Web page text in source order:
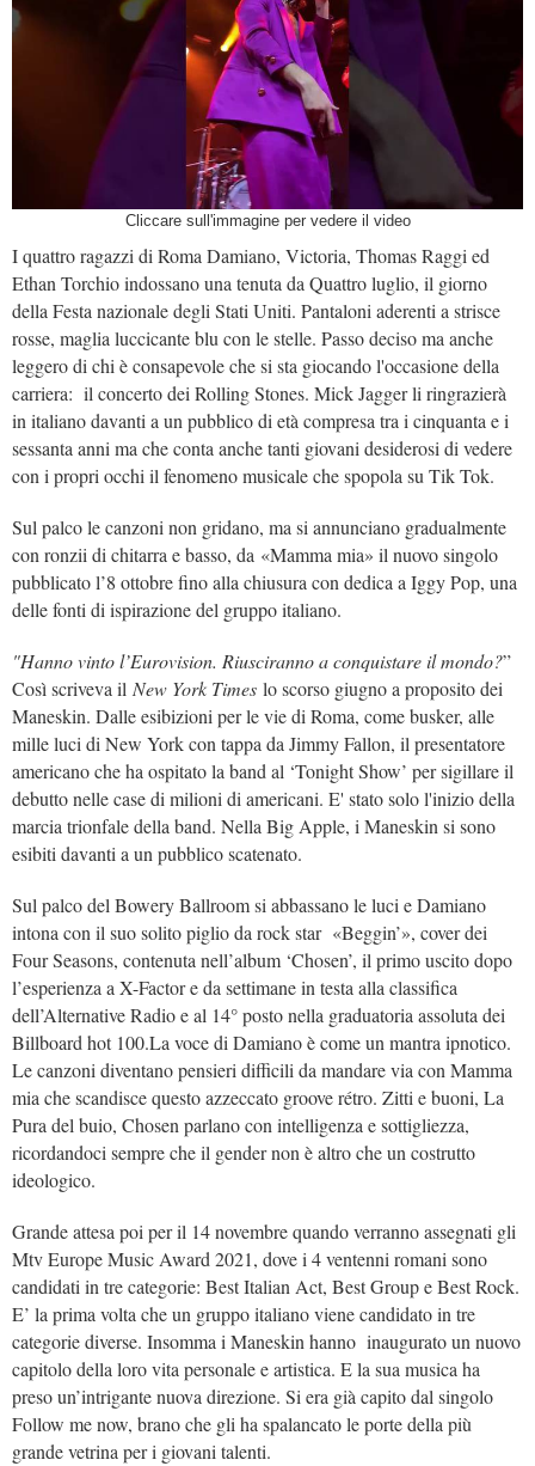
Cliccare sull'immagine per vedere il video
I quattro ragazzi di Roma Damiano, Victoria, Thomas Raggi ed
Ethan Torchio indossano una tenuta da Quattro luglio, il giorno
della Festa nazionale degli Stati Uniti. Pantaloni aderenti a strisce
rosse, maglia luccicante blu con le stelle. Passo deciso ma anche
leggero di chi è consapevole che si sta giocando l'occasione della
carriera: il concerto dei Rolling Stones. Mick Jagger li ringrazierà
in italiano davanti a un pubblico di età compresa tra i cinquanta e i
sessanta anni ma che conta anche tanti giovani desiderosi di vedere
con i propri occhi il fenomeno musicale che spopola su Tik Tok.
Sul palco le canzoni non gridano, ma si annunciano gradualmente
con ronzii di chitarra e basso, da «Mamma mia» il nuovo singolo
pubblicato l’8 ottobre fino alla chiusura con dedica a Iggy Pop, una
delle fonti di ispirazione del gruppo italiano.
"Hanno vinto l’Eurovision. Riusciranno a conquistare il mondo?”
Così scriveva il New York Times lo scorso giugno a proposito dei
Maneskin. Dalle esibizioni per le vie di Roma, come busker, alle
mille luci di New York con tappa da Jimmy Fallon, il presentatore
americano che ha ospitato la band al ‘Tonight Show’ per sigillare il
debutto nelle case di milioni di americani. E' stato solo l'inizio della
marcia trionfale della band. Nella Big Apple, i Maneskin si sono
esibiti davanti a un pubblico scatenato.
Sul palco del Bowery Ballroom si abbassano le luci e Damiano
intona con il suo solito piglio da rock star «Beggin’», cover dei
Four Seasons, contenuta nell’album ‘Chosen’, il primo uscito dopo
l’esperienza a X-Factor e da settimane in testa alla classifica
dell’Alternative Radio e al 14° posto nella graduatoria assoluta dei
Billboard hot 100.La voce di Damiano è come un mantra ipnotico.
Le canzoni diventano pensieri difficili da mandare via con Mamma
mia che scandisce questo azzeccato groove rétro. Zitti e buoni, La
Pura del buio, Chosen parlano con intelligenza e sottigliezza,
ricordandoci sempre che il gender non è altro che un costrutto
ideologico.
Grande attesa poi per il 14 novembre quando verranno assegnati gli
Mtv Europe Music Award 2021, dove i 4 ventenni romani sono
candidati in tre categorie: Best Italian Act, Best Group e Best Rock.
E’ la prima volta che un gruppo italiano viene candidato in tre
categorie diverse. Insomma i Maneskin hanno inaugurato un nuovo
capitolo della loro vita personale e artistica. E la sua musica ha
preso un’intrigante nuova direzione. Si era già capito dal singolo
Follow me now, brano che gli ha spalancato le porte della più
grande vetrina per i giovani talenti.